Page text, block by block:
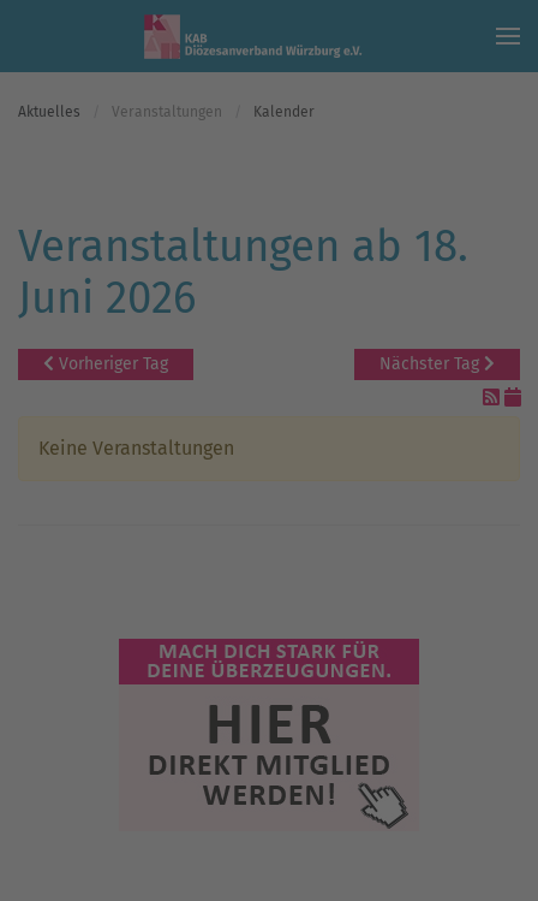
Skip to main content
Aktuelles Veranstaltungen Kalender
Veranstaltungen ab 18.
Juni 2026
Vorheriger Tag Nächster Tag
Keine Veranstaltungen